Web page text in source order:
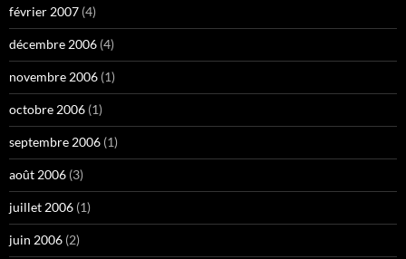
février 2007 (4)
décembre 2006 (4)
novembre 2006 (1)
octobre 2006 (1)
septembre 2006 (1)
août 2006 (3)
juillet 2006 (1)
juin 2006 (2)